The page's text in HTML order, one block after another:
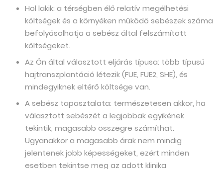
Hol lakik: a térségben élő relatív megélhetési
költségek és a környéken működő sebészek száma
befolyásolhatja a sebész által felszámított
költségeket.
Az Ön által választott eljárás típusa: több típusú
hajtranszplantáció létezik (FUE, FUE2, SHE), és
mindegyiknek eltérő költsége van.
A sebész tapasztalata: természetesen akkor, ha
választott sebészét a legjobbak egyikének
tekintik, magasabb összegre számíthat.
Ugyanakkor a magasabb árak nem mindig
jelentenek jobb képességeket, ezért minden
esetben tekintse meg az adott klinika